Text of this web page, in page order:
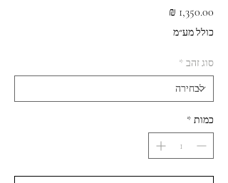
כולל מע״מ
סוג זהב *
כמות *